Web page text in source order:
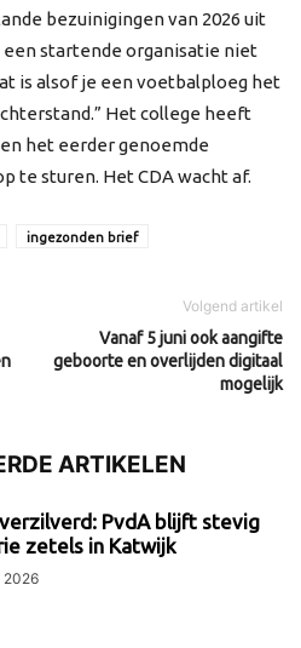
bezuinigingen van 2026 uit
een startende organisatie niet
is alsof je een voetbalploeg het
Het college heeft
het eerder genoemde
te sturen. Het CDA wacht af.
ingezonden brief
Volgend artikel
Vanaf 5 juni ook aangifte
geboorte en overlijden digitaal
mogelijk
ARTIKELEN
PvdA blijft stevig
zetels in Katwijk
2026